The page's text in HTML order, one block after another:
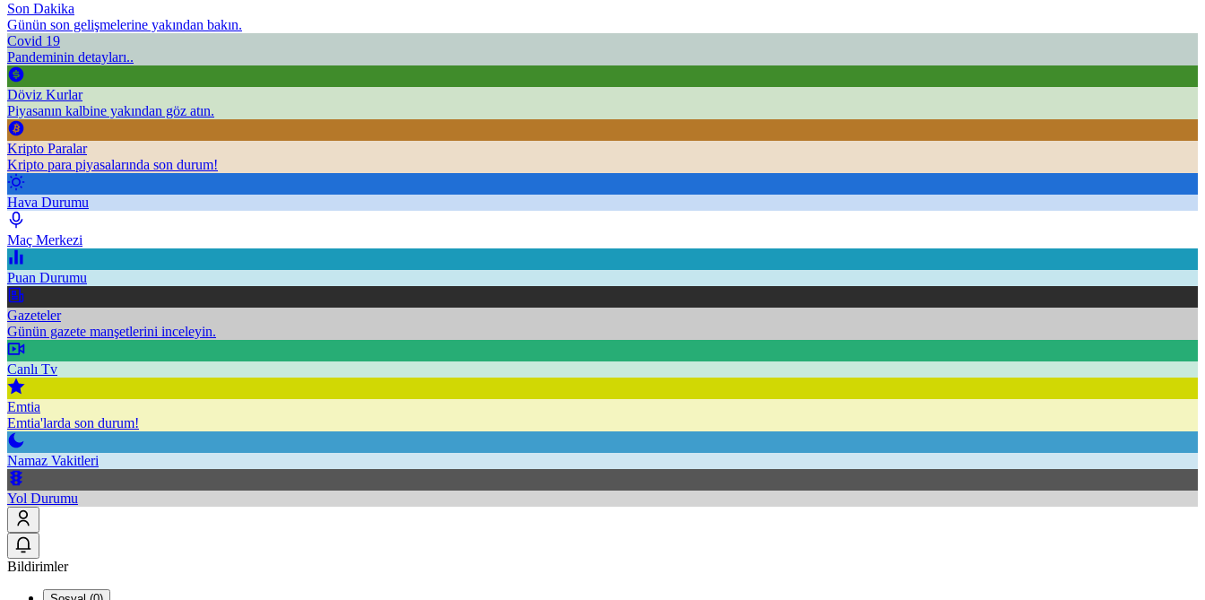
Son Dakika
Günün son gelişmelerine yakından bakın.
Covid 19
Pandeminin detayları..
Döviz Kurlar
Piyasanın kalbine yakından göz atın.
Kripto Paralar
Kripto para piyasalarında son durum!
Hava Durumu
Maç Merkezi
Puan Durumu
Gazeteler
Günün gazete manşetlerini inceleyin.
Canlı Tv
Emtia
Emtia'larda son durum!
Namaz Vakitleri
Yol Durumu
Bildirimler